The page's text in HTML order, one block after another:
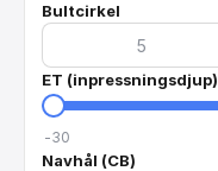
Bultcirkel
ET (inpressningsdjup)
-30
Navhål (CB)